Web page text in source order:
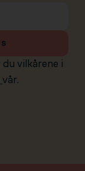
vilkårene i
vår.